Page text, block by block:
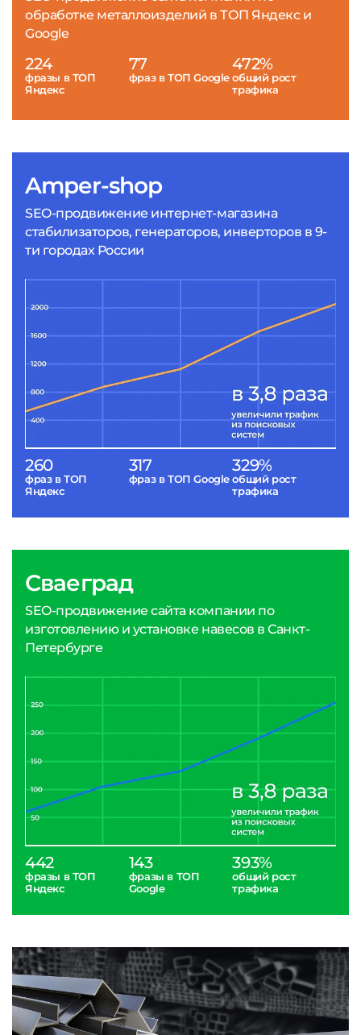
Amper-shop
SEO-продвижение интернет-магазина
стабилизаторов, генераторов, инверторов в 9-
ти городах России
260
фраз в ТОП
Яндекс
317
фраз в ТОП Google
329%
общий рост
трафика
обработке металлоизделий в ТОП Яндекс и
Google
224
фразы в ТОП
Яндекс
77
фраз в ТОП Google
472%
общий рост
трафика
Сваеград
SEO-продвижение сайта компании по
изготовлению и установке навесов в Санкт-
Петербурге
442
фразы в ТОП
Яндекс
143
фразы в ТОП
Google
393%
общий рост
трафика